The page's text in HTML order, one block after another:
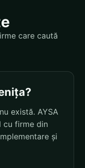
care caută
există. AYSA
cu firme din
și